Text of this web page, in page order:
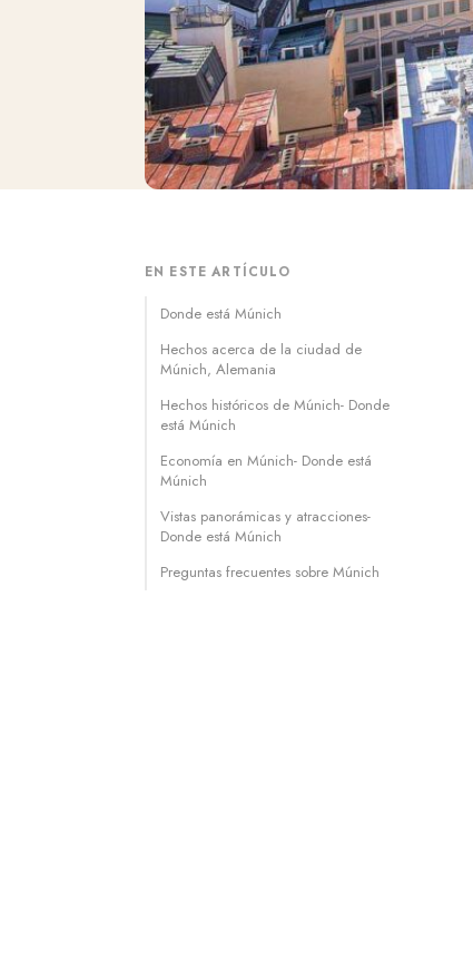
EN ESTE ARTÍCULO
Donde está Múnich
Hechos acerca de la ciudad de
Múnich, Alemania
Hechos históricos de Múnich- Donde
está Múnich
Economía en Múnich- Donde está
Múnich
Vistas panorámicas y atracciones-
Donde está Múnich
Preguntas frecuentes sobre Múnich